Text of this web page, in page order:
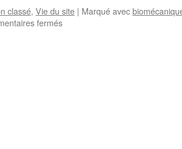
classé, Vie du site | Marqué avec
ferméssur